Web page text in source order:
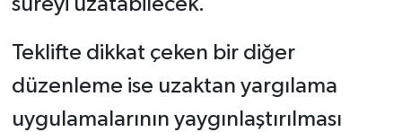
Teklifte dikkat çeken bir diğer
düzenleme ise uzaktan yargılama
uygulamalarının yaygınlaştırılması